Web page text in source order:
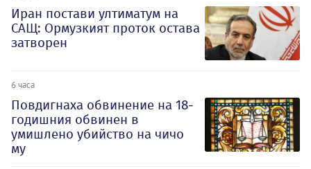
Иран постави ултиматум на
САЩ: Ормузкият проток остава
затворен
6 часа
Повдигнаха обвинение на 18-
годишния обвинен в
умишлено убийство на чичо
му